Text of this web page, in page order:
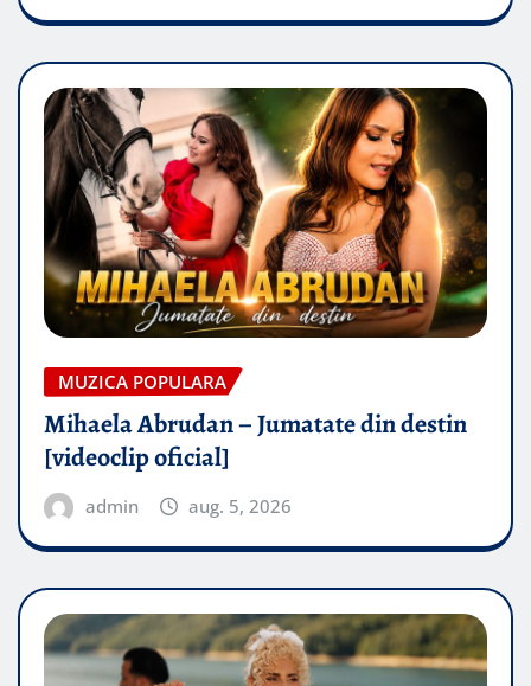
MUZICA POPULARA
Mihaela Abrudan – Jumatate din destin
[videoclip oficial]
admin aug. 5, 2026